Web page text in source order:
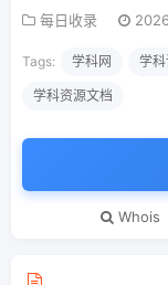
每日收录
Tags: 学科网 学
学科资源文档
Whois